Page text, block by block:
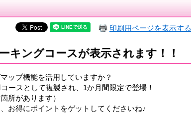
印刷用ページを表示する
キングコースが表示されます！！
ップ機能を活用していますか？
ースとして複製され、1か月間限定で登場！
所があります）
お得にポイントをゲットしてくださいね♪